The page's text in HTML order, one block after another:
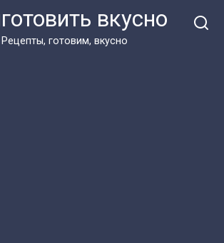
вкусно
Рецепты, готовим, вкусно